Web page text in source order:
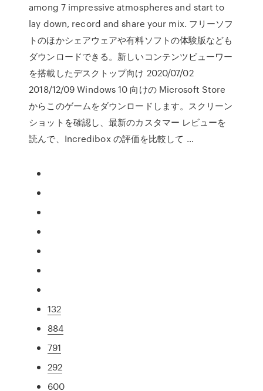
among 7 impressive atmospheres and start to
lay down, record and share your mix. フリーソフ
トのほかシェアウェアや有料ソフトの体験版なども
ダウンロードできる。新しいコンテンツビューワー
を搭載したデスクトップ向け 2020/07/02
2018/12/09 Windows 10 向けの Microsoft Store
からこのゲームをダウンロードします。スクリーン
ショットを確認し、最新のカスタマー レビューを
読んで、Incredibox の評価を比較して …
132
884
791
292
600